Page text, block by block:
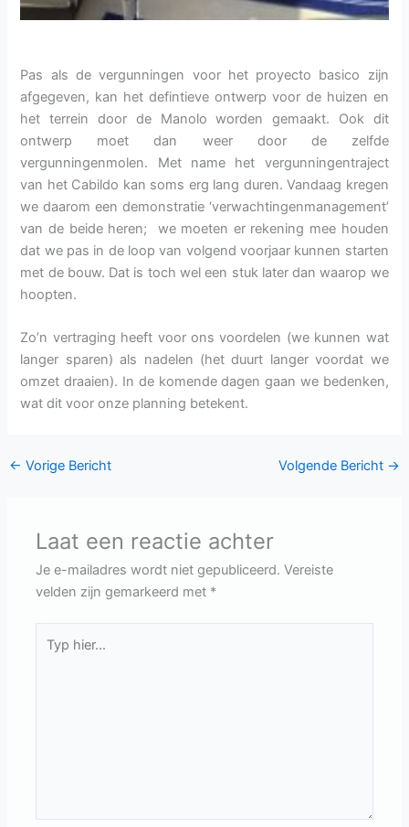
Pas als de vergunningen voor het proyecto basico zijn
afgegeven, kan het defintieve ontwerp voor de huizen en
het terrein door de Manolo worden gemaakt. Ook dit
ontwerp moet dan weer door de zelfde
vergunningenmolen. Met name het vergunningentraject
van het Cabildo kan soms erg lang duren. Vandaag kregen
we daarom een demonstratie ‘verwachtingenmanagement’
van de beide heren; we moeten er rekening mee houden
dat we pas in de loop van volgend voorjaar kunnen starten
met de bouw. Dat is toch wel een stuk later dan waarop we
hoopten.
Zo’n vertraging heeft voor ons voordelen (we kunnen wat
langer sparen) als nadelen (het duurt langer voordat we
omzet draaien). In de komende dagen gaan we bedenken,
wat dit voor onze planning betekent.
← Vorige Bericht Volgende Bericht →
Laat een reactie achter
Je e-mailadres wordt niet gepubliceerd. Vereiste
velden zijn gemarkeerd met *
hier...